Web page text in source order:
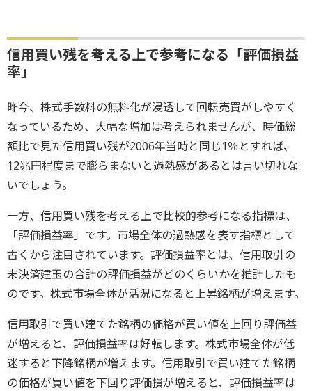
信用買い残を考える上で参考になる「評価損益
率」
昨今、株式手数料の無料化が浸透して回転売買がしやすく
なっているため、大幅な増加は考えられませんが、時価総
額比で見た信用買い残が2006年当時と同じ1％とすれば、
12兆円程度まで膨らまないと過熱感があるとは言い切れな
いでしょう。
一方、信用買い残を考える上で比較的参考になる指標は、
「評価損益率」です。市場全体の過熱感を表す指標として
古くから注目されています。評価損益率とは、信用取引の
未決済建玉の合計の評価損益がどのくらいかを推計したも
のです。株式市場全体が活況になると上昇銘柄が増えます。
信用取引で買い建てた銘柄の価格が買い値を上回り評価益
が増えると、評価損益率は好転します。株式市場全体が低
迷すると下降銘柄が増えます。信用取引で買い建てた銘柄
の価格が買い値を下回り評価損が増えると、評価損益率は